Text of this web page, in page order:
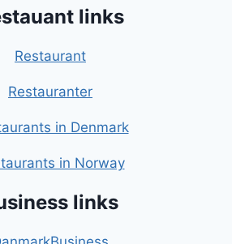
links
Restaurant
Restauranter
in Denmark
in Norway
links